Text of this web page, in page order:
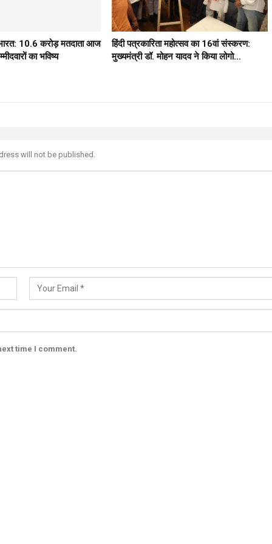
10.6 करोड़ मतदाता आज
का भविष्य
हिंदी पत्रकारिता महोत्सव का 16वां संस्करण:
मुख्यमंत्री डॉ. मोहन यादव ने किया लोगो…
will not be published.
time I comment.